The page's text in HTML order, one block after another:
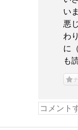
い
悪
わ
に
も